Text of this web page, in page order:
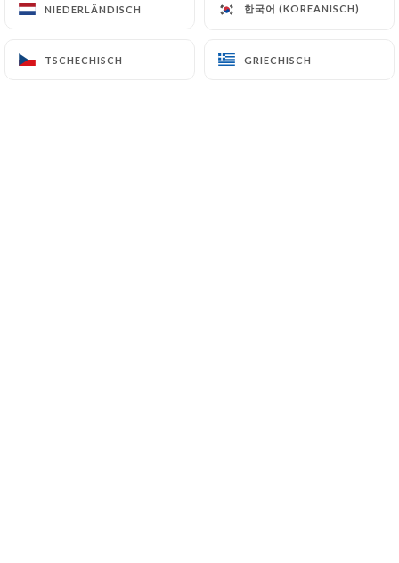
NIEDERLÄNDISCH 한국어 (KOREANISCH)
TSCHECHISCH GRIECHISCH
NIEDERLÄNDISCH 한국어 (KOREANISCH)
TSCHECHISCH GRIECHISCH